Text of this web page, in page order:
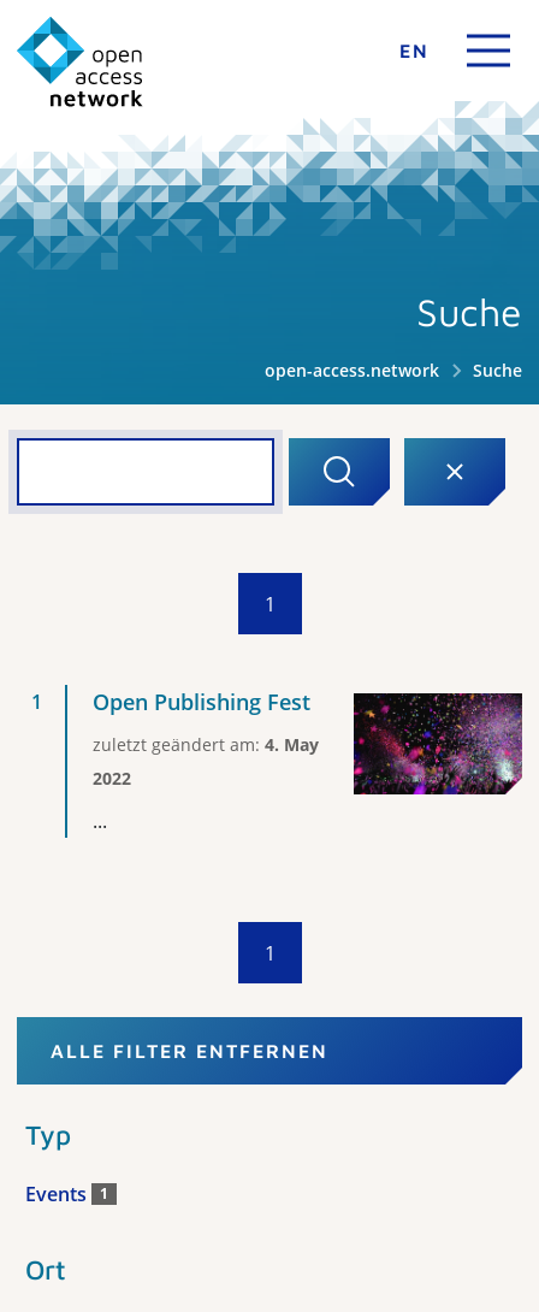
EN
Suche
open-access.network Suche
1
Open Publishing Fest
zuletzt geändert am: 4. May
2022
...
1
ALLE FILTER ENTFERNEN
Typ
Events 1
Ort